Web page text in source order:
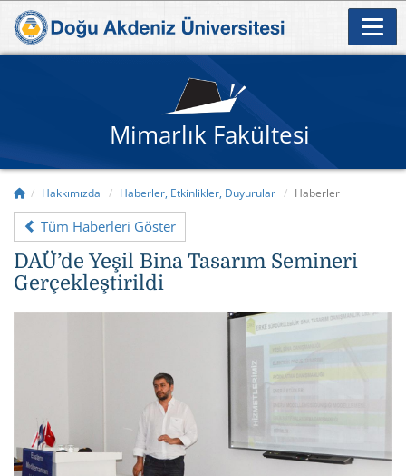
Mimarlık Fakültesi
Hakkımızda Haberler, Etkinlikler, Duyurular Haberler
Tüm Haberleri Göster
DAÜ’de Yeşil Bina Tasarım Semineri
Gerçekleştirildi